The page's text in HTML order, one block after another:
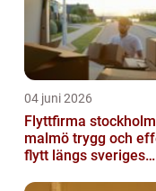
04 juni 2026
Flyttfirma stockholm
malmö trygg och effektiv
flytt längs sveriges